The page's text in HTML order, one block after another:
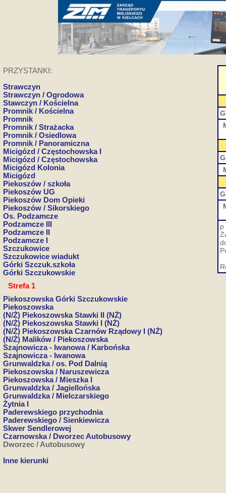
PRZYSTANKI:
Strawczyn
Strawczyn / Ogrodowa
Stawczyn / Kościelna
Promnik / Kościelna
Promnik
Promnik / Strażacka
Promnik / Osiedlowa
Promnik / Panoramiczna
Micigózd / Częstochowska I
Micigózd / Częstochowska
Micigózd Kolonia
Micigózd
Piekoszów / szkoła
Piekoszów UG
Piekoszów Dom Opieki
Piekoszów / Sikorskiego
Os. Podzamcze
Podzamcze III
Podzamcze II
Podzamcze I
Szczukowice
Szczukowice wiadukt
Górki Szczuk.szkoła
Górki Szczukowskie
Strefa 1
Piekoszowska Górki Szczukowskie
Piekoszowska
(N/Ż) Piekoszowska Stawki II (NŻ)
(N/Ż) Piekoszowska Stawki I (NŻ)
(N/Ż) Piekoszowska Czarnów Rządowy I (NŻ)
(N/Ż) Malików / Piekoszowska
Szajnowicza - Iwanowa / Karbońska
Szajnowicza - Iwanowa
Grunwaldzka / os. Pod Dalnią
Piekoszowska / Naruszewicza
Piekoszowska / Mieszka I
Grunwaldzka / Jagiellońska
Grunwaldzka / Mielczarskiego
Żytnia I
Paderewskiego przychodnia
Paderewskiego / Sienkiewicza
Skwer Sendlerowej
Czarnowska / Dworzec Autobusowy
Dworzec / Autobusowy
Inne kierunki
p